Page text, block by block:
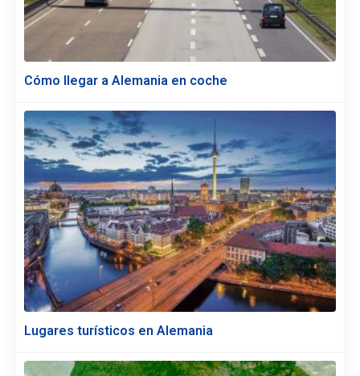
Cómo llegar a Alemania en coche
Lugares turísticos en Alemania